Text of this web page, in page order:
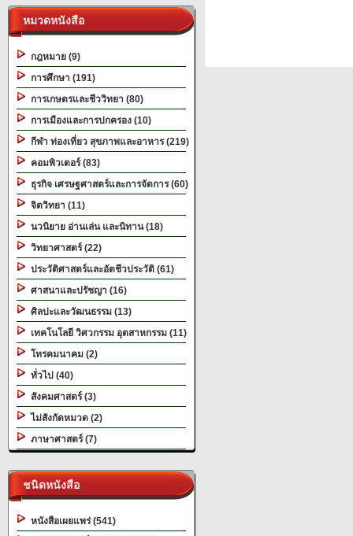
หมวดหนังสือ
กฎหมาย (9)
การศึกษา (191)
การเกษตรและชีววิทยา (80)
การเมืองและการปกครอง (10)
กีฬา ท่องเที่ยว สุขภาพและอาหาร (219)
คอมพิวเตอร์ (83)
ธุรกิจ เศรษฐศาสตร์และการจัดการ (60)
จิตวิทยา (11)
นวนิยาย อ่านเล่น และนิทาน (18)
วิทยาศาสตร์ (22)
ประวัติศาสตร์และอัตชีวประวัติ (61)
ศาสนาและปรัชญา (16)
ศิลปะและวัฒนธรรม (13)
เทคโนโลยี วิศวกรรม อุตสาหกรรม (11)
โทรคมนาคม (2)
ทั่วไป (40)
สังคมศาสตร์ (3)
ไม่สังกัดหมวด (2)
ภาษาศาสตร์ (7)
ชนิดหนังสือ
หนังสือเผยแพร่ (541)